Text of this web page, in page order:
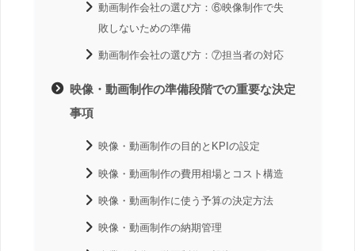
動画制作会社の選び方：⑥映像制作で失
敗しないための準備
動画制作会社の選び方：⑦担当者の対応
映像・動画制作の準備段階での重要な決定
事項
映像・動画制作の目的とKPIの設定
映像・動画制作の費用相場とコスト構造
映像・動画制作に使う予算の決定方法
映像・動画制作の納期管理